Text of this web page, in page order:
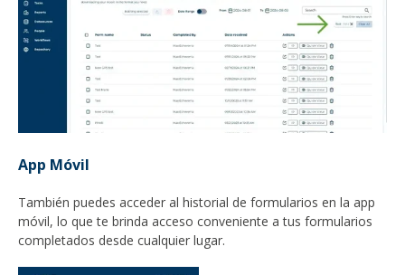
App Móvil
También puedes acceder al historial de formularios en la app
móvil, lo que te brinda acceso conveniente a tus formularios
completados desde cualquier lugar.